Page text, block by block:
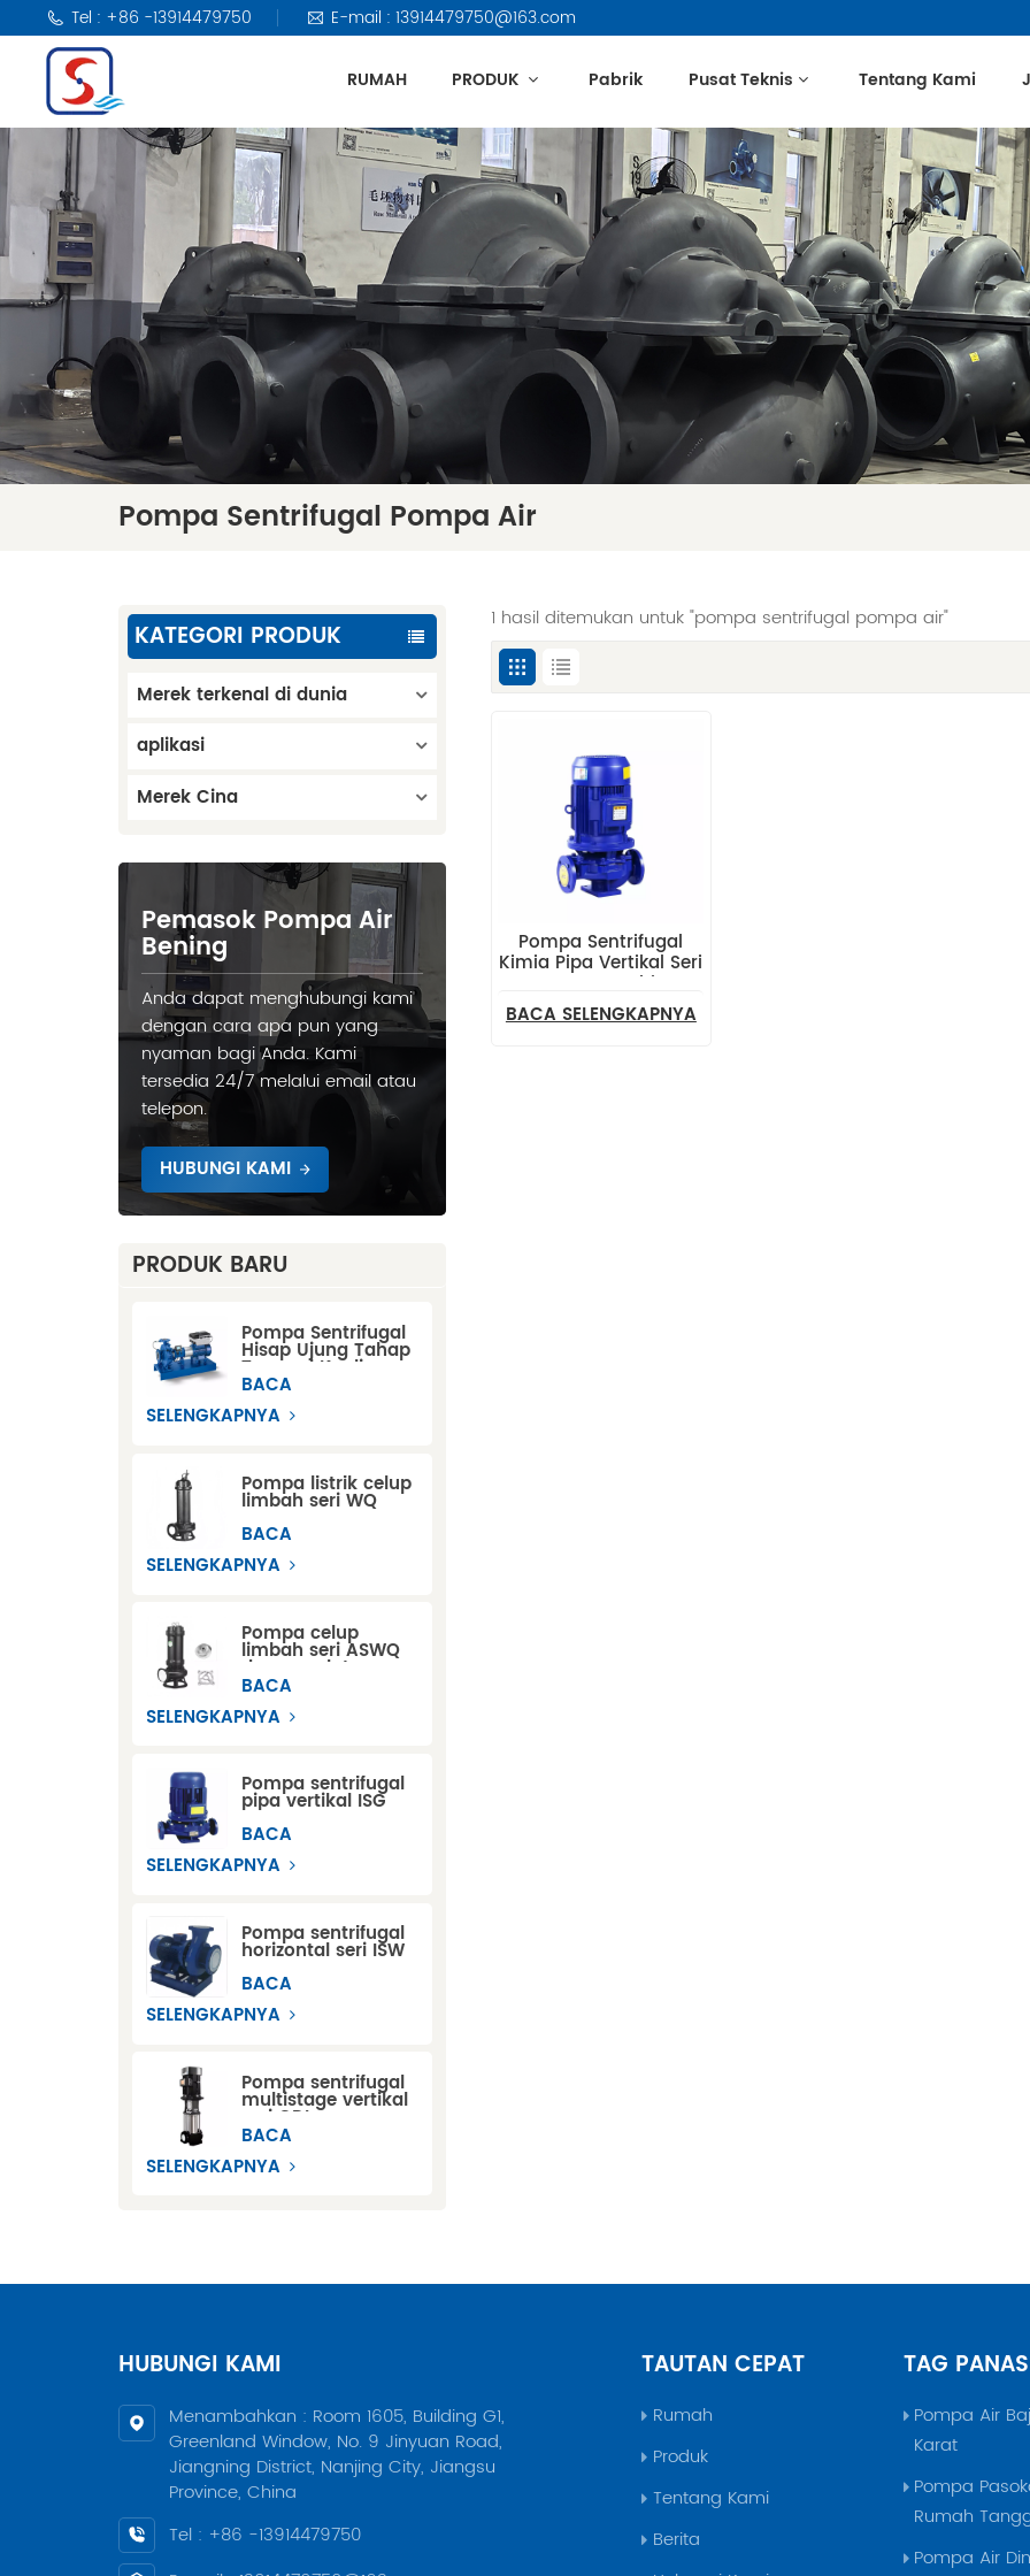
Tel : +86 -13914479750 E-mail : 13914479750@163.com
RUMAH PRODUK Pabrik Pusat Teknis Tentang Kami
Pompa Sentrifugal Pompa Air
KATEGORI PRODUK
Merek terkenal di dunia
aplikasi
Merek Cina
Pemasok Pompa Air
Bening
Anda dapat menghubungi kami
dengan cara apa pun yang
nyaman bagi Anda. Kami
tersedia 24/7 melalui email atau
telepon.
HUBUNGI KAMI
PRODUK BARU
Pompa Sentrifugal
Hisap Ujung Tahap
Tunggal Kopling
Diperpanjang KSB
ETN
BACA
SELENGKAPNYA
Pompa listrik celup
limbah seri WQ
BACA
SELENGKAPNYA
Pompa celup
limbah seri ASWQ
dengan alat
pemotong
BACA
SELENGKAPNYA
Pompa sentrifugal
pipa vertikal ISG
BACA
SELENGKAPNYA
Pompa sentrifugal
horizontal seri ISW
BACA
SELENGKAPNYA
Pompa sentrifugal
multistage vertikal
seri CDL
BACA
SELENGKAPNYA
1 hasil ditemukan untuk "pompa sentrifugal pompa air"
Pompa Sentrifugal
Kimia Pipa Vertikal Seri
ISV Buatan China
BACA SELENGKAPNYA
HUBUNGI KAMI
Menambahkan : Room 1605, Building G1,
Greenland Window, No. 9 Jinyuan Road,
Jiangning District, Nanjing City, Jiangsu
Province, China
Tel : +86 -13914479750
TAUTAN CEPAT
Rumah
Produk
Tentang Kami
Berita
TAG PANAS
Pompa Air
Karat
Pompa
Rumah
Pompa Air